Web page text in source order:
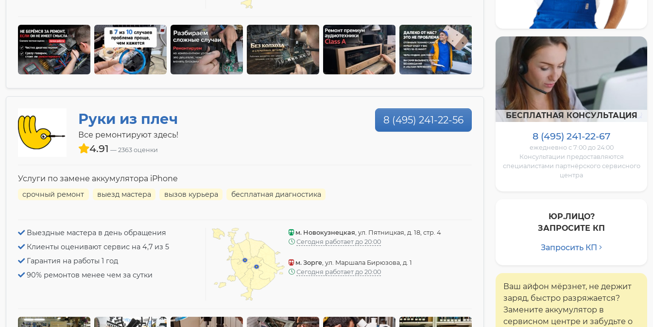
Руки из плеч
Все ремонтируют здесь!
4.91 2363 оценки
8 (495) 241-22-56
Услуги по замене аккумулятора iPhone
срочный ремонт выезд мастера вызов курьера бесплатная диагностика
Выездные мастера в день обращения
Клиенты оценивают сервис на 4,7 из 5
Гарантия на работы 1 год
90% ремонтов менее чем за сутки
м. Новокузнецкая , ул. Пятницкая, д. 18, стр. 4
Сегодня работает до 20:00
м. Зорге , ул. Маршала Бирюзова, д. 1
Сегодня работает до 20:00
БЕСПЛАТНАЯ КОНСУЛЬТАЦИЯ
8 (495) 241-22-67
ежедневно с 7:00 до 24:00
Консультации предоставляются
специалистами партнёрского сервисного
центра
ЮР.ЛИЦО?
ЗАПРОСИТЕ КП
Запросить КП
Ваш айфон мёрзнет, не держит
заряд, быстро разряжается?
Замените аккумулятор в
сервисном центре и забудьте о